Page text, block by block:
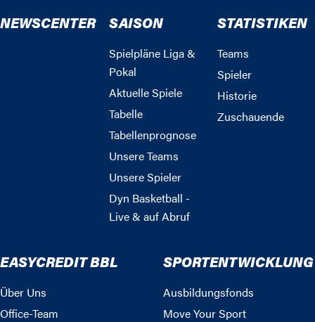
NEWSCENTER SAISON
Spielpläne Liga &
Pokal
Aktuelle Spiele
Tabelle
Tabellenprognose
Unsere Teams
Unsere Spieler
Dyn Basketball -
Live & auf Abruf
STATISTIKEN
Teams
Spieler
Historie
Zuschauende
EASYCREDIT BBL
Über Uns
Office-Team
SPORTENTWICKLUNG
Ausbildungsfonds
Move Your Sport